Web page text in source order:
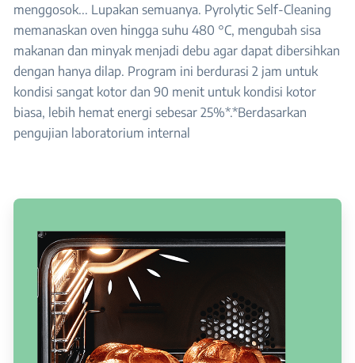
menggosok... Lupakan semuanya. Pyrolytic Self-Cleaning
memanaskan oven hingga suhu 480 °C, mengubah sisa
makanan dan minyak menjadi debu agar dapat dibersihkan
dengan hanya dilap. Program ini berdurasi 2 jam untuk
kondisi sangat kotor dan 90 menit untuk kondisi kotor
biasa, lebih hemat energi sebesar 25%*.*Berdasarkan
pengujian laboratorium internal